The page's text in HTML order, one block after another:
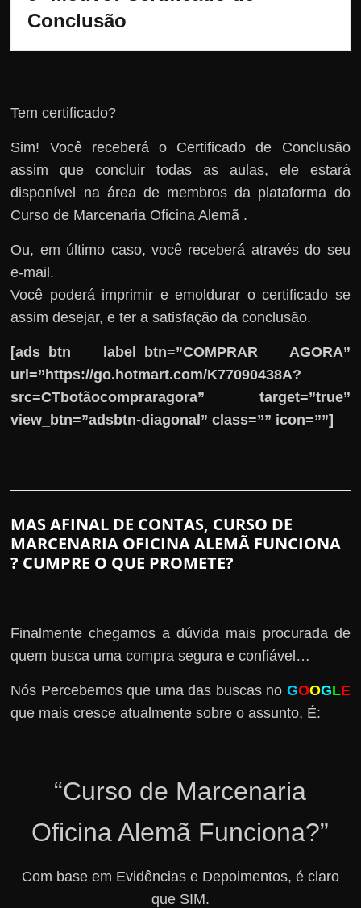
Conclusão
Tem certificado?
Sim! Você receberá o Certificado de Conclusão
assim que concluir todas as aulas, ele estará
disponível na área de membros da plataforma do
Curso de Marcenaria Oficina Alemã .
Ou, em último caso, você receberá através do seu
e-mail.
Você poderá imprimir e emoldurar o certificado se
assim desejar, e ter a satisfação da conclusão.
[ads_btn label_btn=”COMPRAR AGORA”
url=”https://go.hotmart.com/K77090438A?
src=CTbotãocompraragora” target=”true”
view_btn=”adsbtn-diagonal” class=”” icon=””]
MAS AFINAL DE CONTAS, CURSO DE
MARCENARIA OFICINA ALEMÃ FUNCIONA
? CUMPRE O QUE PROMETE?
Finalmente chegamos a dúvida mais procurada de
quem busca uma compra segura e confiável…
Nós Percebemos que uma das buscas no GOOGLE
que mais cresce atualmente sobre o assunto, É:
“Curso de Marcenaria
Oficina Alemã Funciona?”
Com base em Evidências e Depoimentos, é claro
que SIM.